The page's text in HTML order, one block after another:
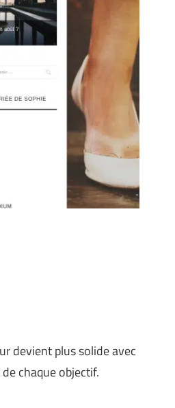
devient plus solide avec
chaque objectif.